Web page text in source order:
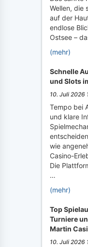
Wellen, die
auf der
endlose
Ostsee –
(mehr)
Schnelle
und Slots
10. Juli 2026
Tempo bei
und klare
wie
Casino-
Die
…
(mehr)
Top
Turniere
Martin
10. Juli 2026